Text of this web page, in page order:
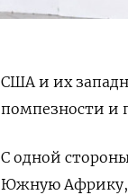
США и их
помпезности и
С одной
Южную Африку,